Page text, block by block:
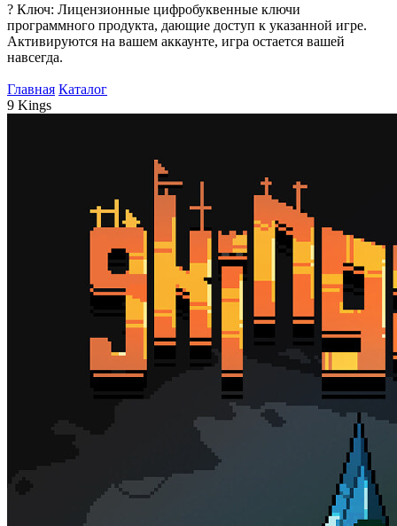
? Ключ: Лицензионные цифробуквенные ключи
программного продукта, дающие доступ к указанной игре.
Активируются на вашем аккаунте, игра остается вашей
навсегда.
Главная Каталог
9 Kings